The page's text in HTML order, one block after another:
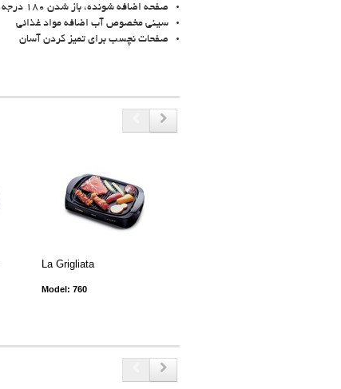
صفحه اضافه شونده، باز شدن 180 درجه
سینی مخصوص آب اضافه مواد غذائی
صفحات نچسب برای تمیز کردن آسان
La Grigliata
Model: 760